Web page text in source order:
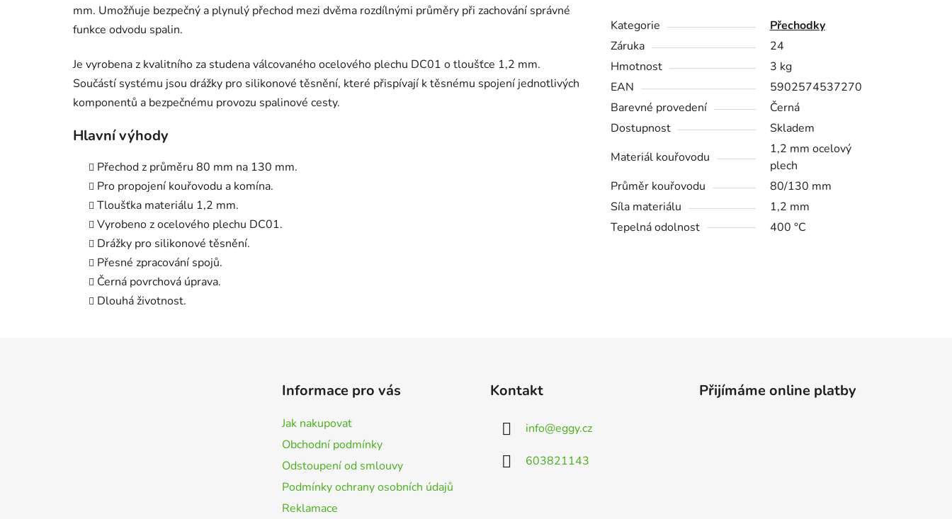
mm. Umožňuje bezpečný a plynulý přechod mezi dvěma rozdílnými průměry při zachování správné
funkce odvodu spalin.
Je vyrobena z kvalitního za studena válcovaného ocelového plechu DC01 o tloušťce 1,2 mm.
Součástí systému jsou drážky pro silikonové těsnění, které přispívají k těsnému spojení jednotlivých
komponentů a bezpečnému provozu spalinové cesty.
Hlavní výhody
Přechod z průměru 80 mm na 130 mm.
Pro propojení kouřovodu a komína.
Tloušťka materiálu 1,2 mm.
Vyrobeno z ocelového plechu DC01.
Drážky pro silikonové těsnění.
Přesné zpracování spojů.
Černá povrchová úprava.
Dlouhá životnost.
Kategorie
Přechodky
Záruka
24
Hmotnost
3 kg
EAN
5902574537270
Barevné provedení
Černá
Dostupnost
Skladem
Materiál kouřovodu
1,2 mm ocelový
plech
Průměr kouřovodu
80/130 mm
Síla materiálu
1,2 mm
Tepelná odolnost
400 °C
Informace pro vás
Jak nakupovat
Obchodní podmínky
Odstoupení od smlouvy
Podmínky ochrany osobních údajů
Reklamace
Kontakt
info@eggy.cz
603821143
Přijímáme online platby